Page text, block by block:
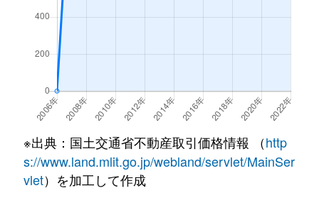
※出典：国土交通省不動産取引価格情報 （http
s://www.land.mlit.go.jp/webland/servlet/MainSer
vlet）を加工して作成